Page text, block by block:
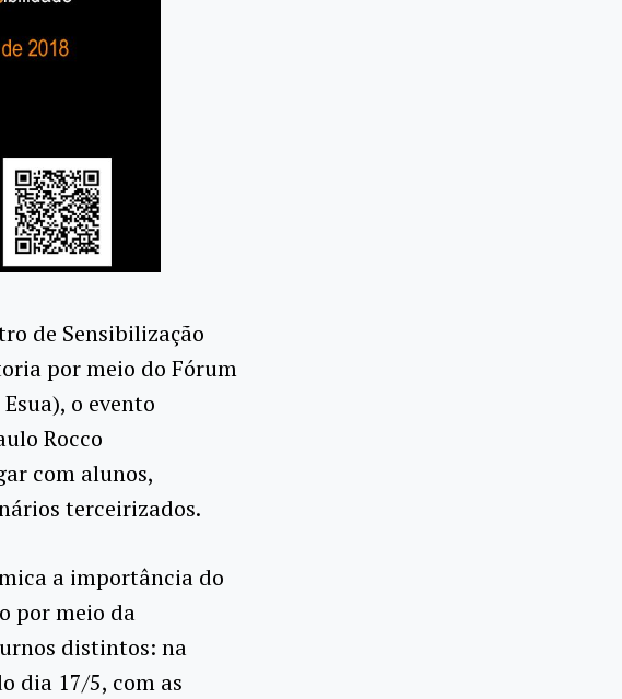
de Sensibilização
por meio do Fórum
o evento
Rocco
com alunos,
terceirizados.
a importância do
por meio da
distintos: na
dia 17/5, com as